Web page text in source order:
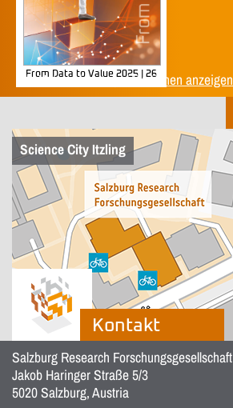
Kontakt
Salzburg Research Forschungsgesellschaft
Jakob Haringer Straße 5/3
5020 Salzburg, Austria
Science City Itzling
From Data to Value 2025 | 26
Alle Unternehmenspublikationen anzeigen